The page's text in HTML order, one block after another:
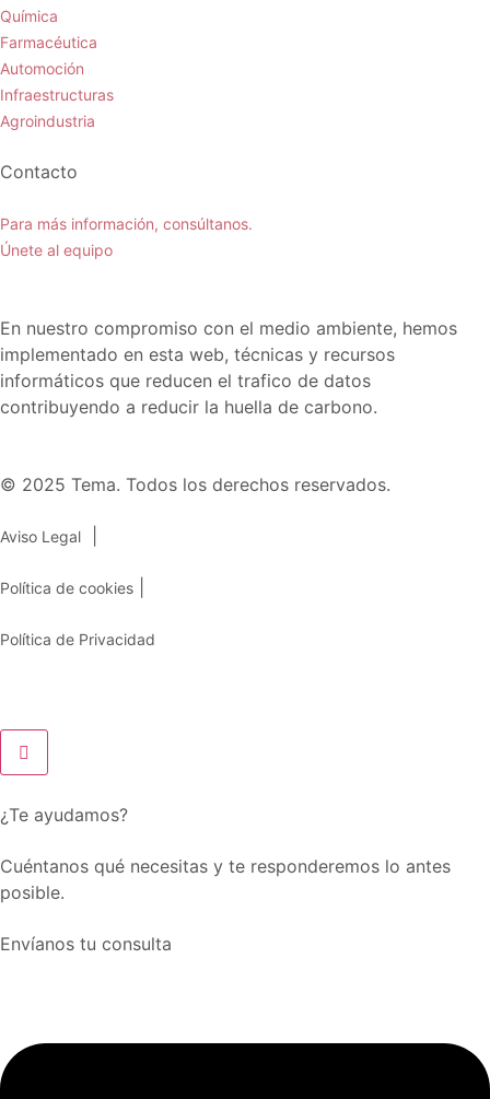
Química
Farmacéutica
Automoción
Infraestructuras
Agroindustria
Contacto
Para más información, consúltanos.
Únete al equipo
En nuestro compromiso con el medio ambiente, hemos
implementado en esta web, técnicas y recursos
informáticos que reducen el trafico de datos
contribuyendo a reducir la huella de carbono.
© 2025 Tema. Todos los derechos reservados.
Aviso Legal
Política de cookies
Política de Privacidad
¿Te ayudamos?
Cuéntanos qué necesitas y te responderemos lo antes
posible.
Envíanos tu consulta